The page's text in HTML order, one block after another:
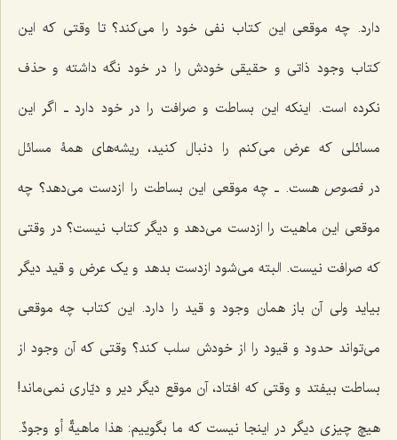
دارد. چه موقعی این کتاب نفى خود را مى‌کند؟ تا وقتى که این
کتاب وجود ذاتى و حقیقى خودش را در خود نگه داشته و حذف
نکرده است. اینکه این بساطت و صرافت را در خود دارد ـ اگر این
مسائلى که عرض مى‌کنم را دنبال کنید، ریشه‌های همۀ مسائل
درفصوصهست. ـ چه موقعی این بساطت را ازدست مى‌دهد؟ چه
موقعی این ماهیت را ازدست مى‌دهد و دیگر کتاب نیست؟ در وقتى
که صرافت نیست. البته مى‌شود ازدست بدهد و یک عرض و قید دیگر
بیاید ولى آن باز همان وجود و قید را دارد. این کتاب چه موقعی
مى‌تواند حدود و قیود را از خودش سلب کند؟ وقتى که آن وجود از
بساطت بیفتد و وقتى که افتاد، آن موقع دیگر دیر و دیّارى نمى‌ماند!
هیچ چیزى دیگر در اینجا نیست که ما بگوییم:هذا ماهیةٌ أو وجودٌ.